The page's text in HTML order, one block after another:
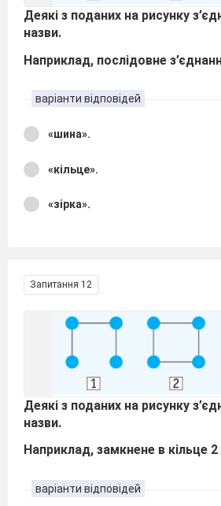
Деякі з поданих на рисунку
назви.
Наприклад, послідовне
варіанти відповідей
«шина».
«кільце».
«зірка».
Запитання 12
Деякі з поданих на рисунку
назви.
Наприклад, замкнене в кільце 2
варіанти відповідей